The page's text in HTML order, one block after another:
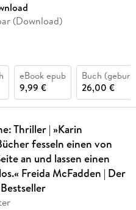
(Download)
eBook epub
9,99 €
Buch
26,00 €
Thriller | »Karin
fesseln einen von
an und lassen einen
Freida McFadden | Der